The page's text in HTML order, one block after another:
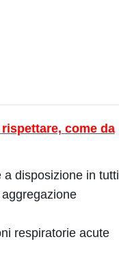
come da
disposizione in tutti
respiratorie acute